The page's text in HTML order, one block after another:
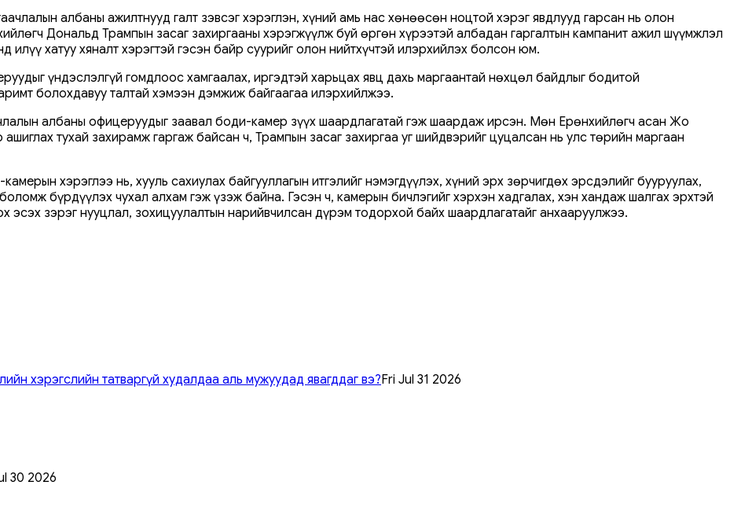
албаны ажилтнууд галт зэвсэг хэрэглэн, хүний амь нас хөнөөсөн ноцтой хэрэг явдлууд гарсан нь олон
Дональд Трампын засаг захиргааны хэрэгжүүлж буй өргөн хүрээтэй албадан гаргалтын кампанит ажил шүүмжлэл
илүү хатуу хяналт хэрэгтэй гэсэн байр суурийг олон нийтхүчтэй илэрхийлэх болсон юм.
үндэслэлгүй гомдлоос хамгаалах, иргэдтэй харьцах явц дахь маргаантай нөхцөл байдлыг бодитой
болохдавуу талтай хэмээн дэмжиж байгаагаа илэрхийлжээ.
албаны офицеруудыг заавал боди-камер зүүх шаардлагатай гэж шаардаж ирсэн. Мөн Ерөнхийлөгч асан Жо
тухай захирамж гаргаж байсан ч, Трампын засаг захиргаа уг шийдвэрийг цуцалсан нь улс төрийн маргаан
хэрэглээ нь, хууль сахиулах байгууллагын итгэлийг нэмэгдүүлэх, хүний эрх зөрчигдөх эрсдэлийг бууруулах,
бүрдүүлэх чухал алхам гэж үзэж байна. Гэсэн ч, камерын бичлэгийг хэрхэн хадгалах, хэн хандаж шалгах эрхтэй
эсэх зэрэг нууцлал, зохицуулалтын нарийвчилсан дүрэм тодорхой байх шаардлагатайг анхааруулжээ.
хэрэгслийн татваргүй худалдаа аль мужуудад явагддаг вэ?Fri Jul 31 2026
30 2026